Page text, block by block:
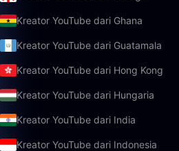
Kreator YouTube dari Ghana
Kreator YouTube dari Guatamala
Kreator YouTube dari Hong Kong
Kreator YouTube dari Hungaria
Kreator YouTube dari India
Kreator YouTube dari Indonesia